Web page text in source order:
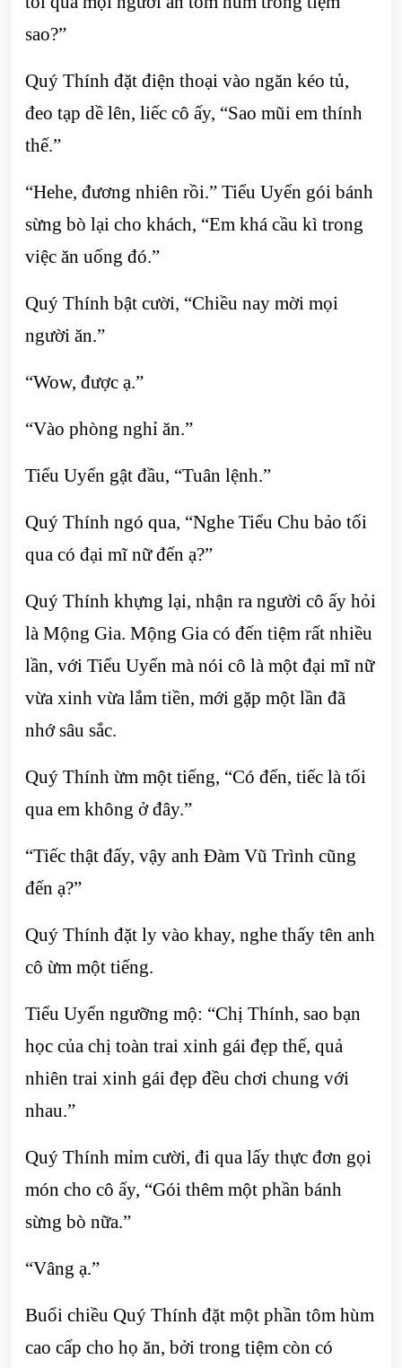
sao?”
Quý Thính đặt điện thoại vào ngăn kéo tủ,
đeo tạp dề lên, liếc cô ấy, “Sao mũi em thính
thế.”
“Hehe, đương nhiên rồi.” Tiểu Uyển gói bánh
sừng bò lại cho khách, “Em khá cầu kì trong
việc ăn uống đó.”
Quý Thính bật cười, “Chiều nay mời mọi
người ăn.”
“Wow, được ạ.”
“Vào phòng nghỉ ăn.”
Tiểu Uyển gật đầu, “Tuân lệnh.”
Quý Thính ngó qua, “Nghe Tiểu Chu bảo tối
qua có đại mĩ nữ đến ạ?”
Quý Thính khựng lại, nhận ra người cô ấy hỏi
là Mộng Gia. Mộng Gia có đến tiệm rất nhiều
lần, với Tiểu Uyển mà nói cô là một đại mĩ nữ
vừa xinh vừa lắm tiền, mới gặp một lần đã
nhớ sâu sắc.
Quý Thính ừm một tiếng, “Có đến, tiếc là tối
qua em không ở đây.”
“Tiếc thật đấy, vậy anh Đàm Vũ Trình cũng
đến ạ?”
Quý Thính đặt ly vào khay, nghe thấy tên anh
cô ừm một tiếng.
Tiểu Uyển ngưỡng mộ: “Chị Thính, sao bạn
học của chị toàn trai xinh gái đẹp thế, quả
nhiên trai xinh gái đẹp đều chơi chung với
nhau.”
Quý Thính mỉm cười, đi qua lấy thực đơn gọi
món cho cô ấy, “Gói thêm một phần bánh
sừng bò nữa.”
“Vâng ạ.”
Buổi chiều Quý Thính đặt một phần tôm hùm
cao cấp cho họ ăn, bởi trong tiệm còn có